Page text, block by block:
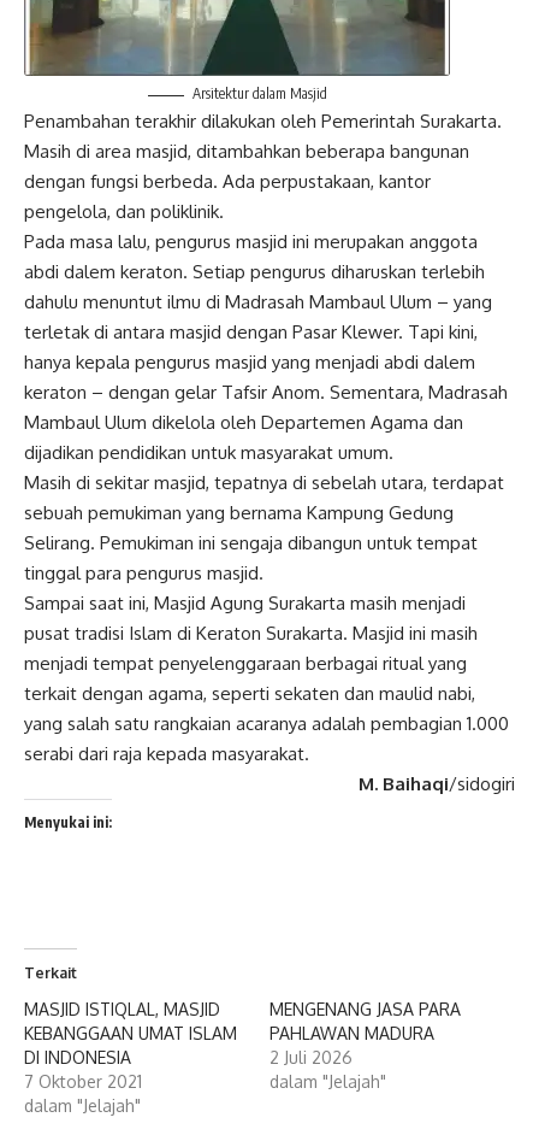
Arsitektur dalam Masjid
Penambahan terakhir dilakukan oleh Pemerintah Surakarta.
Masih di area masjid, ditambahkan beberapa bangunan
dengan fungsi berbeda. Ada perpustakaan, kantor
pengelola, dan poliklinik.
Pada masa lalu, pengurus masjid ini merupakan anggota
abdi dalem keraton. Setiap pengurus diharuskan terlebih
dahulu menuntut ilmu di Madrasah Mambaul Ulum – yang
terletak di antara masjid dengan Pasar Klewer. Tapi kini,
hanya kepala pengurus masjid yang menjadi abdi dalem
keraton – dengan gelar Tafsir Anom. Sementara, Madrasah
Mambaul Ulum dikelola oleh Departemen Agama dan
dijadikan pendidikan untuk masyarakat umum.
Masih di sekitar masjid, tepatnya di sebelah utara, terdapat
sebuah pemukiman yang bernama Kampung Gedung
Selirang. Pemukiman ini sengaja dibangun untuk tempat
tinggal para pengurus masjid.
Sampai saat ini, Masjid Agung Surakarta masih menjadi
pusat tradisi Islam di Keraton Surakarta. Masjid ini masih
menjadi tempat penyelenggaraan berbagai ritual yang
terkait dengan agama, seperti sekaten dan maulid nabi,
yang salah satu rangkaian acaranya adalah pembagian 1.000
serabi dari raja kepada masyarakat.
M. Baihaqi/sidogiri
Menyukai ini:
Terkait
MASJID ISTIQLAL, MASJID
KEBANGGAAN UMAT ISLAM
DI INDONESIA
7 Oktober 2021
dalam "Jelajah"
MENGENANG JASA PARA
PAHLAWAN MADURA
2 Juli 2026
dalam "Jelajah"